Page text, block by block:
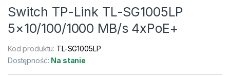
Switch TP-Link TL-SG1005LP
5×10/100/1000 MB/s 4xPoE+
Kod produktu: TL-SG1005LP
Dostępność: Na stanie